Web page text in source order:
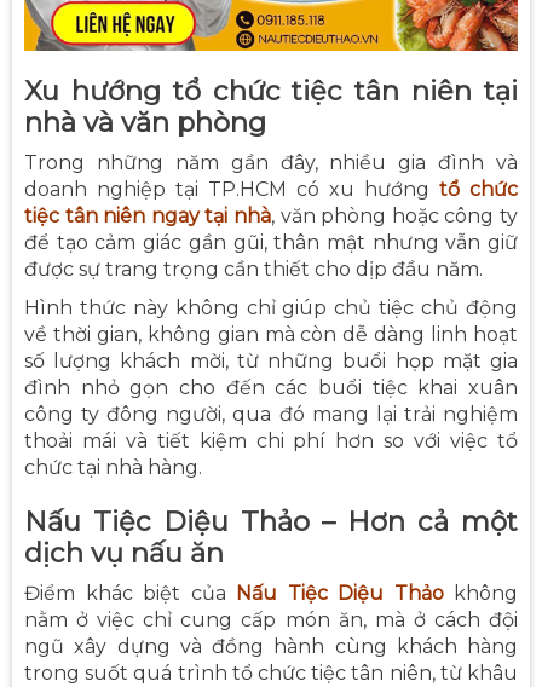
Xu hướng tổ chức tiệc tân niên tại
nhà và văn phòng
Trong những năm gần đây, nhiều gia đình và
doanh nghiệp tại TP.HCM có xu hướng tổ chức
tiệc tân niên ngay tại nhà, văn phòng hoặc công ty
để tạo cảm giác gần gũi, thân mật nhưng vẫn giữ
được sự trang trọng cần thiết cho dịp đầu năm.
Hình thức này không chỉ giúp chủ tiệc chủ động
về thời gian, không gian mà còn dễ dàng linh hoạt
số lượng khách mời, từ những buổi họp mặt gia
đình nhỏ gọn cho đến các buổi tiệc khai xuân
công ty đông người, qua đó mang lại trải nghiệm
thoải mái và tiết kiệm chi phí hơn so với việc tổ
chức tại nhà hàng.
Nấu Tiệc Diệu Thảo – Hơn cả một
dịch vụ nấu ăn
Điểm khác biệt của Nấu Tiệc Diệu Thảokhông
nằm ở việc chỉ cung cấp món ăn, mà ở cách đội
ngũ xây dựng và đồng hành cùng khách hàng
trong suốt quá trình tổ chức tiệc tân niên, từ khâu